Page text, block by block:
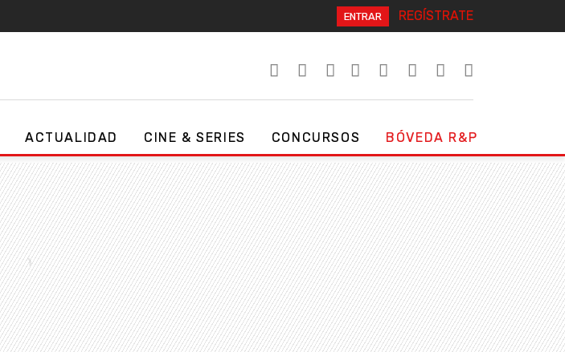
ENTRAR REGÍSTRATE
ACTUALIDAD CINE & SERIES CONCURSOS BÓVEDA R&P